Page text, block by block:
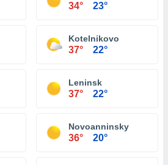
34° 23°
Kotelnikovo
37° 22°
Leninsk
37° 22°
Novoanninsky
36° 20°